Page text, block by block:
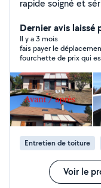
rapide soigné et sérieux Si je ne répond pas
Dernier avis laissé
Il y a 3 mois
fais payer le
fourchette de prix qui
Entretien de toiture
Voir le